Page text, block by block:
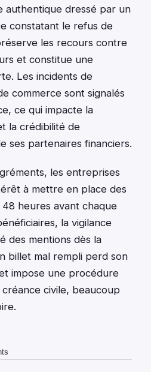
authentique dressé par un
constatant le refus de
les recours contre
et constitue une
Les incidents de
commerce sont signalés
ce qui impacte la
la crédibilité de
ses partenaires financiers.
les entreprises
à mettre en place des
heures avant chaque
la vigilance
des mentions dès la
billet mal rempli perd son
impose une procédure
civile, beaucoup